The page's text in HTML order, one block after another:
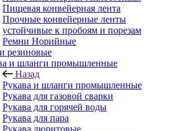
Пищевая конвейерная лента
Прочные конвейерные ленты
устойчивые к пробоям и порезам
Ремни Норийные
резиновые
и шланги промышленные
Назад
Рукава и шланги промышленные
Рукава для газовой сварки
Рукава для горячей воды
Рукава для пара